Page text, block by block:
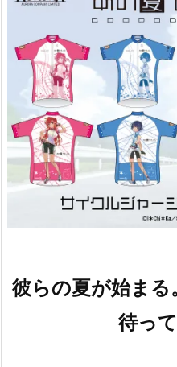
彼らの夏が始ま
待っ